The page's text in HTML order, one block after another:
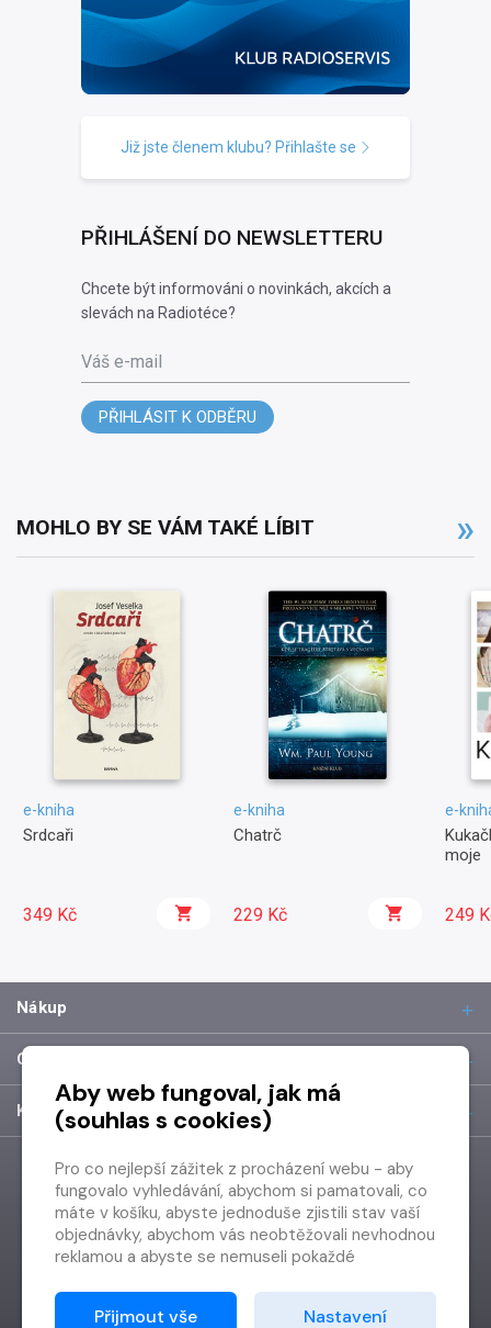
Již jste členem klubu? Přihlašte se
PŘIHLÁŠENÍ DO NEWSLETTERU
Chcete být informováni o novinkách, akcích a
slevách na Radiotéce?
Váš e-mail
PŘIHLÁSIT K ODBĚRU
MOHLO BY SE VÁM TAKÉ LÍBIT
e-kniha
Srdcaři
349 Kč
e-kniha
Chatrč
229 Kč
e-
moje
249
Nákup
O společnosti
Kontakt
Aby web fungoval, jak má
(souhlas s cookies)
Pro co nejlepší zážitek z procházení webu - aby
fungovalo vyhledávání, abychom si pamatovali, co
máte v košíku, abyste jednoduše zjistili stav vaší
objednávky, abychom vás neobtěžovali nevhodnou
reklamou a abyste se nemuseli pokaždé
Proto od vás potřebujeme souhlas se
Přijmout vše Nastavení